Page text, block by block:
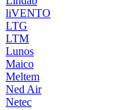
liVENTO
LTG
LTM
Lunos
Maico
Meltem
Ned Air
Netec